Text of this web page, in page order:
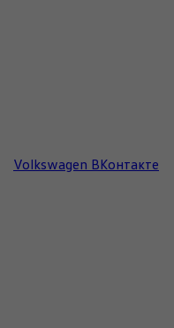
Volkswagen ВКонтакте